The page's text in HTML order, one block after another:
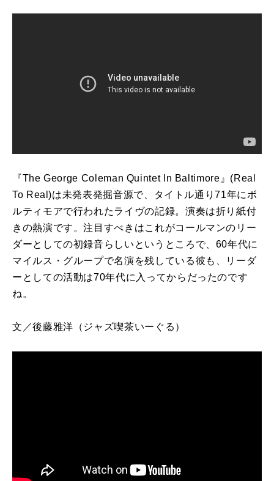
『The George Coleman Quintet In Baltimore 』 (Real
To Real)は未発表発掘音源で、タイトル通り71年にボ
ルティモアで行われたライヴの記録。演奏は折り紙付
きの熱演です。注目すべきはこれがコールマンのリー
ダーとしての初録音らしいというところで、 60年代に
マイルス・グループで名演を残している彼も、リーダ
ーとしての活動は70年代に入ってからだったのです
ね。
文／後藤雅洋 （ジャズ喫茶いーぐる）